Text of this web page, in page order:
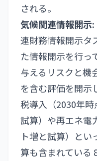
される。
気候関連情報開示:
連財務情報開示タ
た情報開示を行っ
与えるリスクと機
を含む評価を開示
税導入（2030年
試算）や再エネ電
ト増と試算）と
算も含まれている